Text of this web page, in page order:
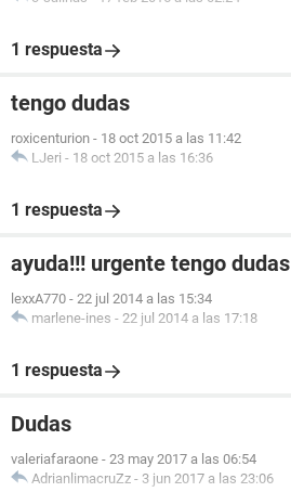
1 respuesta
tengo dudas
roxicenturion - 18 oct 2015 a las 11:42
LJeri - 18 oct 2015 a las 16:36
1 respuesta
ayuda!!! urgente tengo dudas
lexxA770 - 22 jul 2014 a las 15:34
marlene-ines - 22 jul 2014 a las 17:18
1 respuesta
Dudas
valeriafaraone - 23 may 2017 a las 06:54
AdrianlimacruZz - 3 jun 2017 a las 23:06